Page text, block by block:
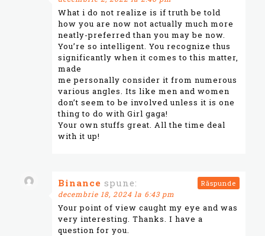
What i do not realize is if truth be told
how you are now not actually much more
neatly-preferred than you may be now.
You’re so intelligent. You recognize thus
significantly when it comes to this matter,
made
me personally consider it from numerous
various angles. Its like men and women
don’t seem to be involved unless it is one
thing to do with Girl gaga!
Your own stuffs great. All the time deal
with it up!
Binance spune:
decembrie 18, 2024 la 6:43 pm
Your point of view caught my eye and was
very interesting. Thanks. I have a
question for you.
Răspunde